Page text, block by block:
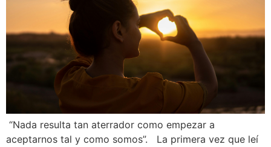
“Nada resulta tan aterrador como empezar a
aceptarnos tal y como somos”. La primera vez que leí